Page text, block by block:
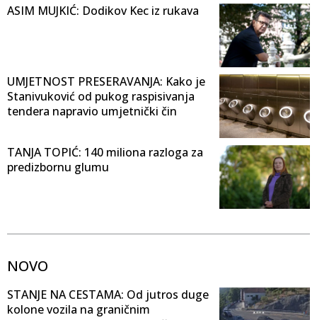
ASIM MUJKIĆ: Dodikov Kec iz rukava
UMJETNOST PRESERAVANJA: Kako je
Stanivuković od pukog raspisivanja
tendera napravio umjetnički čin
TANJA TOPIĆ: 140 miliona razloga za
predizbornu glumu
NOVO
STANJE NA CESTAMA: Od jutros duge
kolone vozila na graničnim